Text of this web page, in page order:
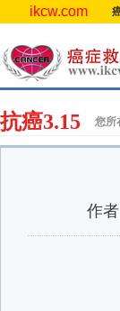
ikcw.com
抗癌3.15 您所
作者